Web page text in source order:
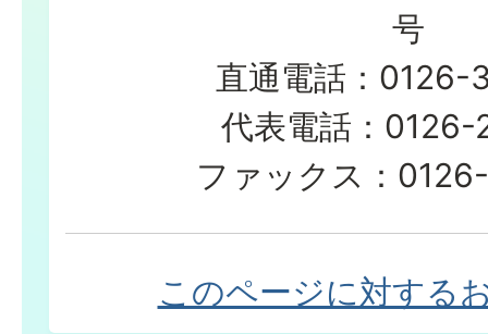
号
直通電話：0126-
代表電話：0126-
ファックス：
このページに対する